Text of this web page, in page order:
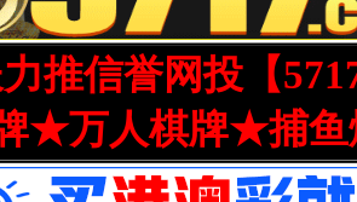
推信誉网投【
★万人棋牌★捕鱼